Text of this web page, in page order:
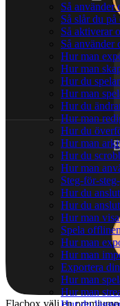
Så
Så slår du
Så aktiverar
Så använder
Hur man
Hur man
Hur du
Hur man
Hur du
Hur man
Hur du
Hur man
Hur du
Hur man
Steg-för-
Hur du
Hur du
Hur man
Spela
Hur man
Hur man
Exportera
Hur man
Hur man
Flacbox välj en